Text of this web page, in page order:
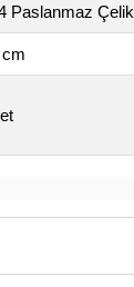
Paslanmaz Çelik
cm